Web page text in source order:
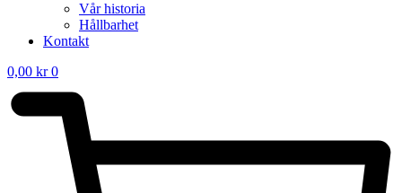
Vår historia
Hållbarhet
Kontakt
0,00 kr 0